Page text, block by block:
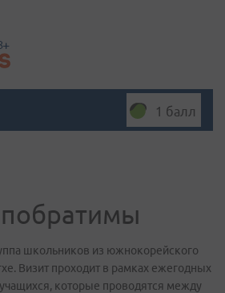
1 балл
школьников из южнокорейского
Визит проходит в рамках ежегодных
которые проводятся между